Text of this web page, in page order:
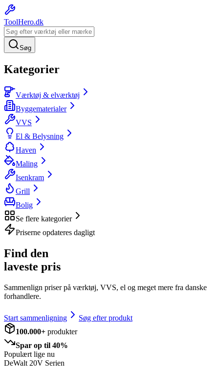
ToolHero.dk
Søg
Kategorier
Værktøj & elværktøj
Byggematerialer
VVS
El & Belysning
Haven
Maling
Isenkram
Grill
Bolig
Se flere kategorier
Priserne opdateres dagligt
Find den
laveste pris
Sammenlign priser på værktøj, VVS, el og meget mere fra danske
forhandlere.
Start sammenligning
Søg efter produkt
100.000+ produkter
Spar op til 40%
Populært lige nu
DeWalt 20V Serien